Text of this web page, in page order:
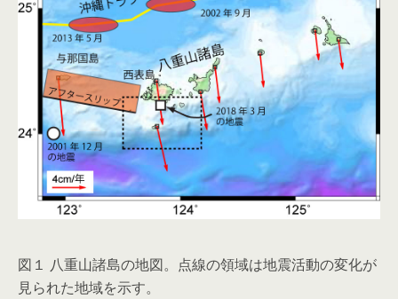
図１ 八重山諸島の地図。点線の領域は地震活動の変化が
見られた地域を示す。